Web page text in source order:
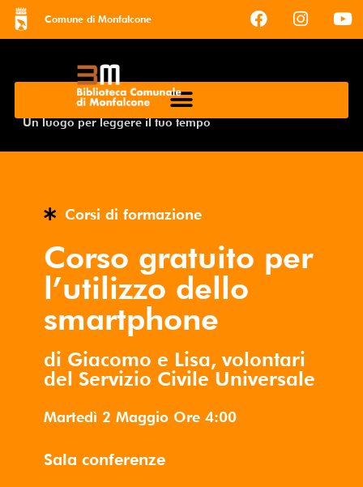
Comune di Monfalcone
Un luogo per leggere il tuo tempo
Corsi di formazione
Corso gratuito per
l’utilizzo dello
smartphone
di Giacomo e Lisa, volontari
del Servizio Civile Universale
Martedì 2 Maggio Ore 4:00
Sala conferenze